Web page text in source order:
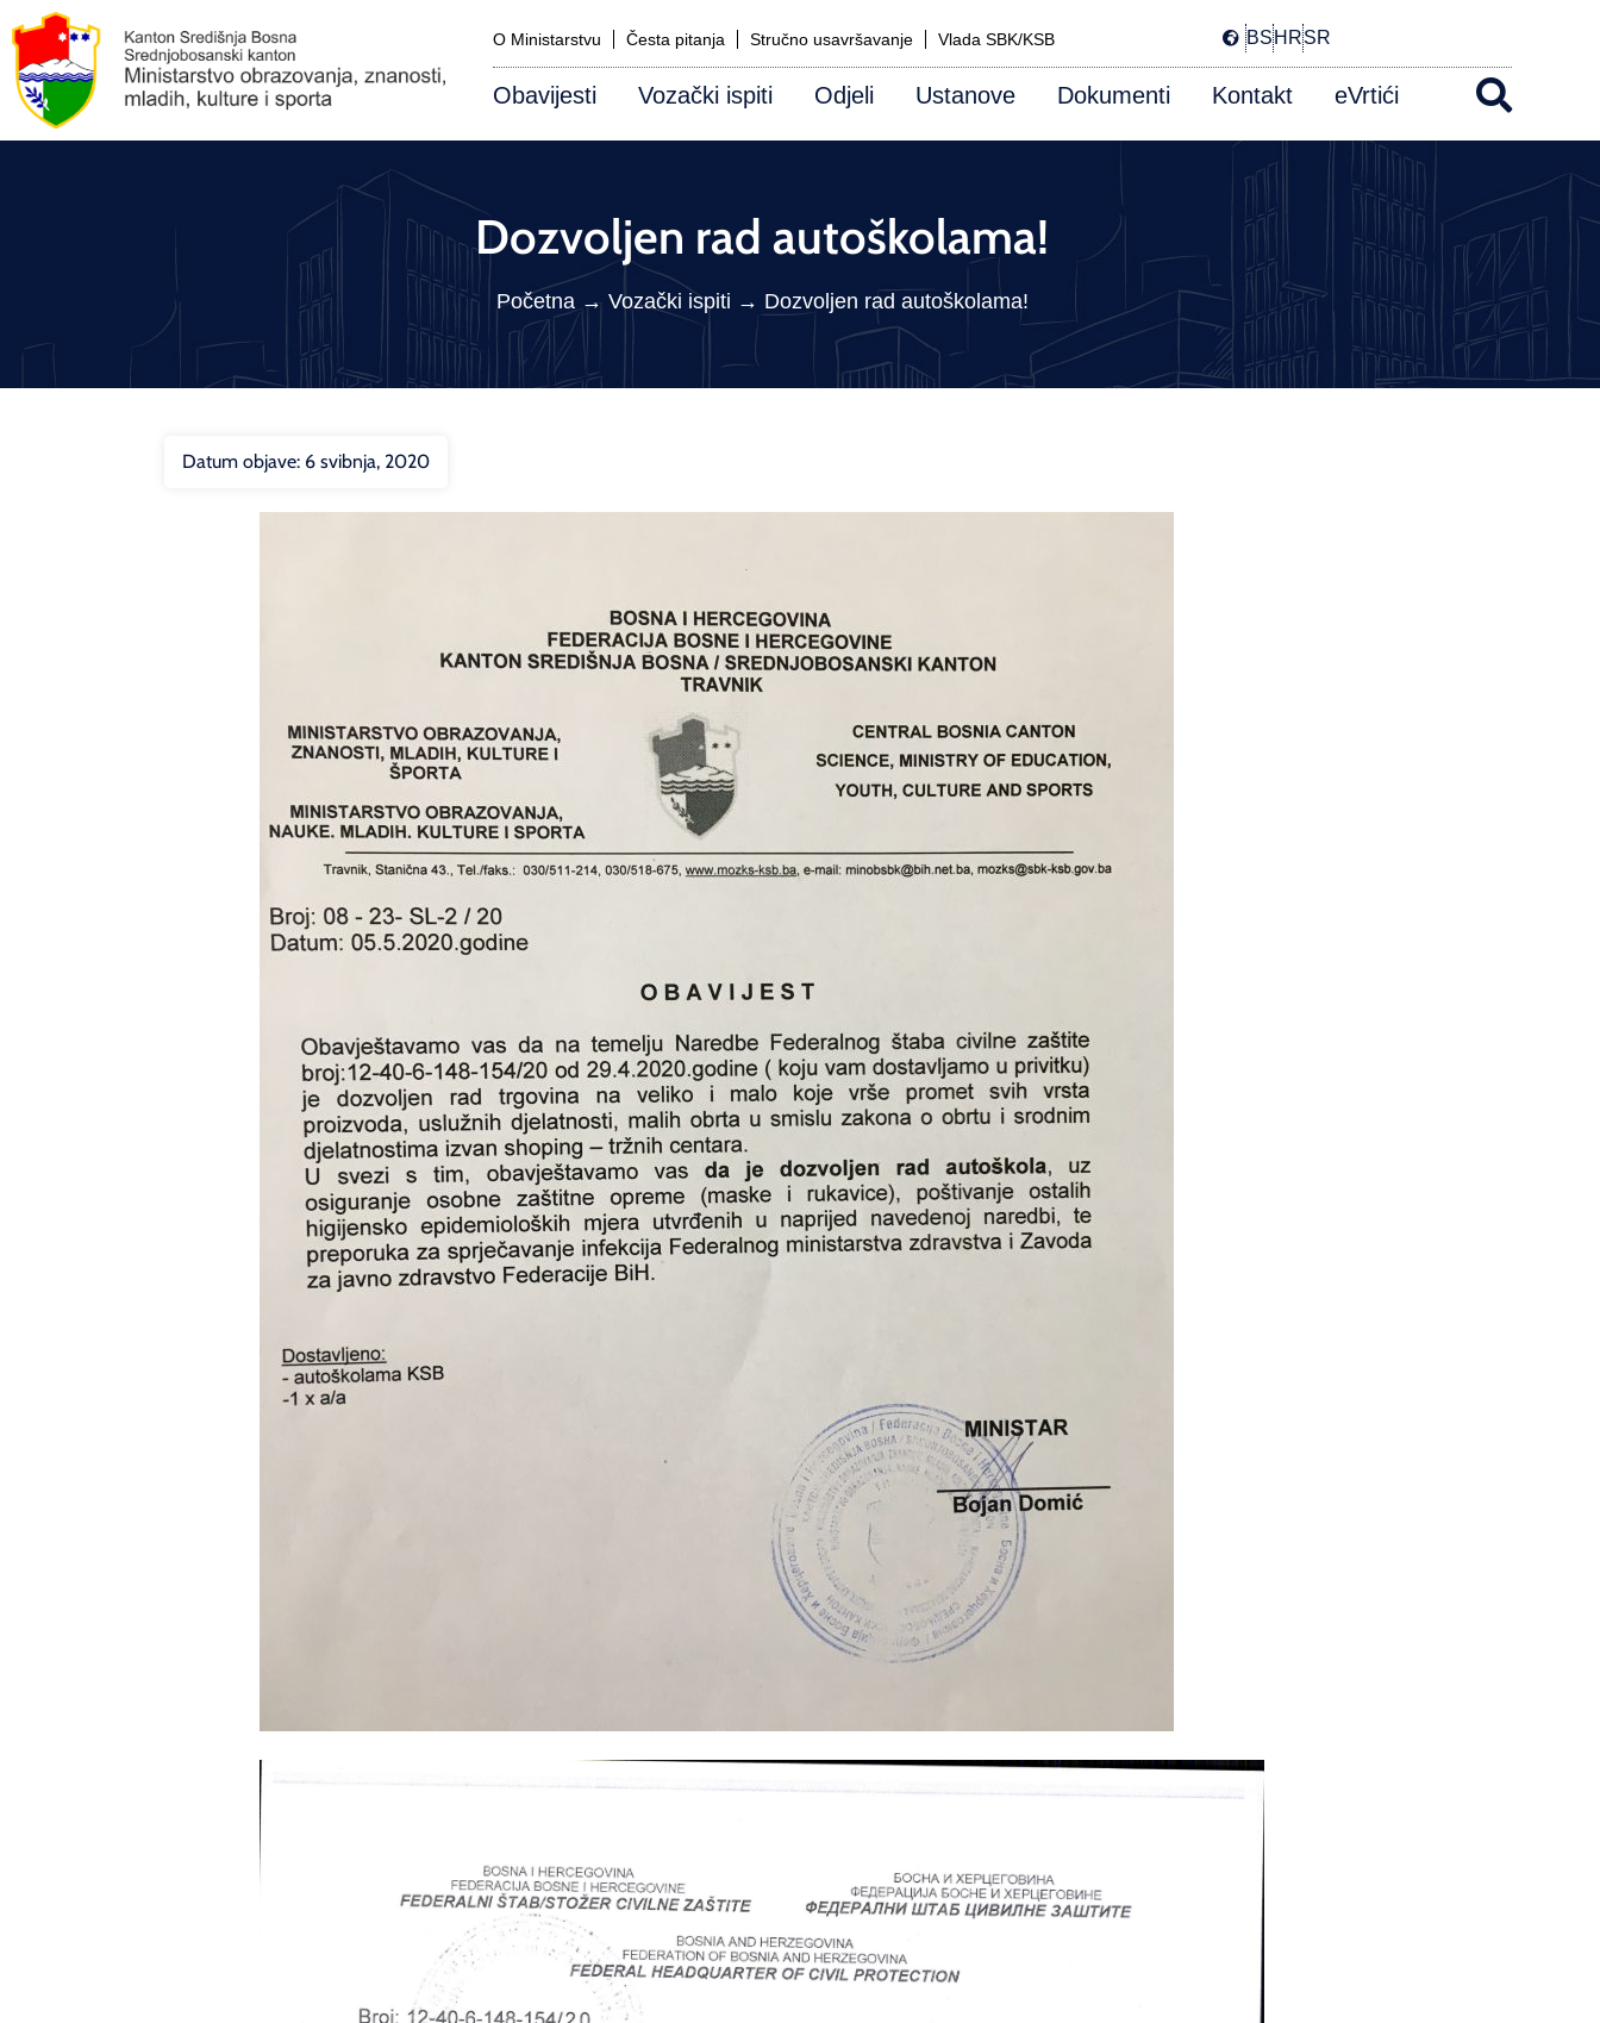
O Ministarstvu Česta pitanja Stručno usavršavanje Vlada SBK/KSB BSHRSR
Obavijesti Vozački ispiti Odjeli Ustanove Dokumenti Kontakt eVrtići
Dozvoljen rad autoškolama!
Početna→ Vozački ispiti → Dozvoljen rad autoškolama!
Datum objave: 6 svibnja, 2020